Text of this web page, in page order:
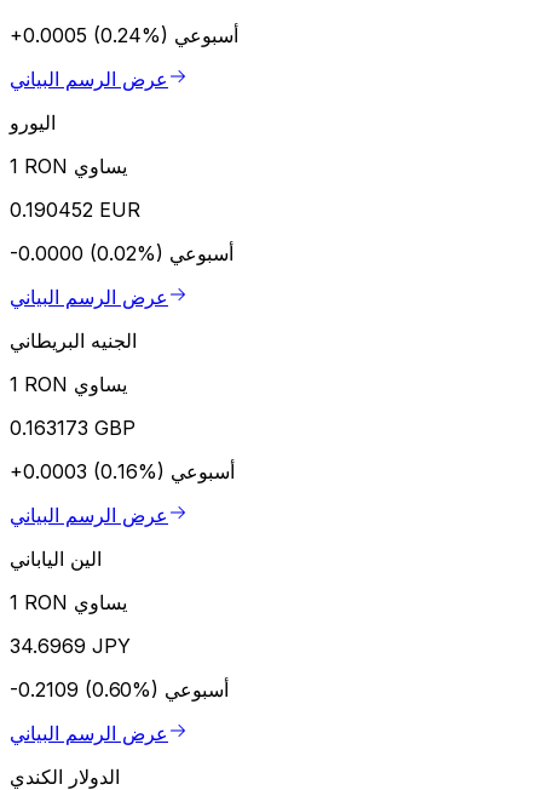
+0.0005 (0.24%) أسبوعي
عرض الرسم البياني
اليورو
1 RON يساوي
0.190452 EUR
-0.0000 (0.02%) أسبوعي
عرض الرسم البياني
الجنيه البريطاني
1 RON يساوي
0.163173 GBP
+0.0003 (0.16%) أسبوعي
عرض الرسم البياني
الين الياباني
1 RON يساوي
34.6969 JPY
-0.2109 (0.60%) أسبوعي
عرض الرسم البياني
الدولار الكندي